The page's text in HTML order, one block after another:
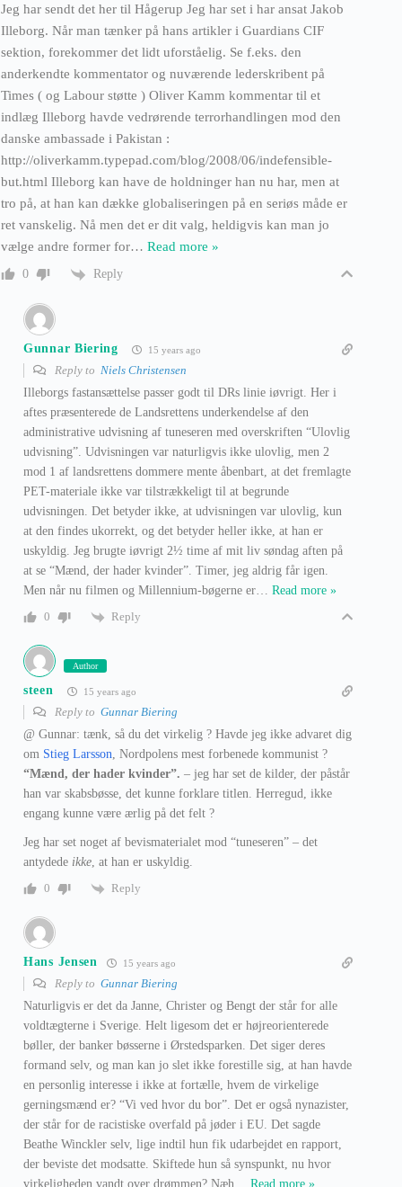
Jeg har sendt det her til Hågerup Jeg har set i har ansat Jakob
Illeborg. Når man tænker på hans artikler i Guardians CIF
sektion, forekommer det lidt uforståelig. Se f.eks. den
anderkendte kommentator og nuværende lederskribent på
Times ( og Labour støtte ) Oliver Kamm kommentar til et
indlæg Illeborg havde vedrørende terrorhandlingen mod den
danske ambassade i Pakistan :
http://oliverkamm.typepad.com/blog/2008/06/indefensible-
but.html Illeborg kan have de holdninger han nu har, men at
tro på, at han kan dække globaliseringen på en seriøs måde er
ret vanskelig. Nå men det er dit valg, heldigvis kan man jo
vælge andre former for… Read more »
0 Reply
Gunnar Biering 15 years ago
Reply to Niels Christensen
Illeborgs fastansættelse passer godt til DRs linie iøvrigt. Her i
aftes præsenterede de Landsrettens underkendelse af den
administrative udvisning af tuneseren med overskriften “Ulovlig
udvisning”. Udvisningen var naturligvis ikke ulovlig, men 2
mod 1 af landsrettens dommere mente åbenbart, at det fremlagte
PET-materiale ikke var tilstrækkeligt til at begrunde
udvisningen. Det betyder ikke, at udvisningen var ulovlig, kun
at den findes ukorrekt, og det betyder heller ikke, at han er
uskyldig. Jeg brugte iøvrigt 2½ time af mit liv søndag aften på
at se “Mænd, der hader kvinder”. Timer, jeg aldrig får igen.
Men når nu filmen og Millennium-bøgerne er
Read more »
0
Reply
Author
steen 15 years ago
Reply to Gunnar Biering
@ Gunnar: tænk, så du det virkelig ? Havde jeg ikke advaret dig
om Stieg Larsson , Nordpolens mest forbenede kommunist ?
“Mænd, der hader kvinder”. – jeg har set de kilder, der påstår
han var skabsbøsse, det kunne forklare titlen. Herregud, ikke
engang kunne være ærlig på det felt ?
Jeg har set noget af bevismaterialet mod “tuneseren” – det
antydede ikke , at han er uskyldig.
0
Reply
Hans Jensen 15 years ago
Reply to Gunnar Biering
Naturligvis er det da Janne, Christer og Bengt der står for alle
voldtægterne i Sverige. Helt ligesom det er højreorienterede
bøller, der banker bøsserne i Ørstedsparken. Det siger deres
formand selv, og man kan jo slet ikke forestille sig, at han havde
en personlig interesse i ikke at fortælle, hvem de virkelige
gerningsmænd er? “Vi ved hvor du bor”. Det er også nynazister,
der står for de racistiske overfald på jøder i EU. Det sagde
Beathe Winckler selv, lige indtil hun fik udarbejdet en rapport,
der beviste det modsatte. Skiftede hun så synspunkt, nu hvor
virkeligheden vandt over drømmen? Næh
Read more »